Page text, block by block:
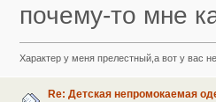
почему-то мне
Характер у меня прелестный,а вот у вас
Re: Детская непромокаемая